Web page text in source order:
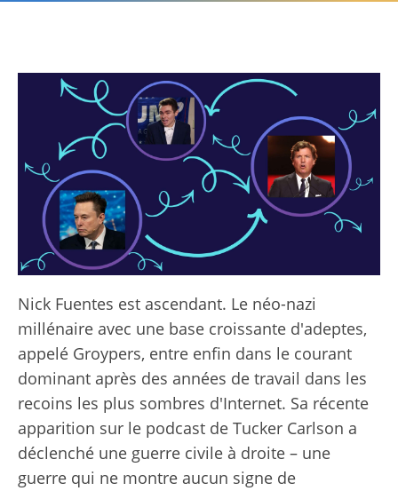
Nick Fuentes est ascendant. Le néo-nazi
millénaire avec une base croissante d'adeptes,
appelé Groypers, entre enfin dans le courant
dominant après des années de travail dans les
recoins les plus sombres d'Internet. Sa récente
apparition sur le podcast de Tucker Carlson a
déclenché une guerre civile à droite – une
guerre qui ne montre aucun signe de